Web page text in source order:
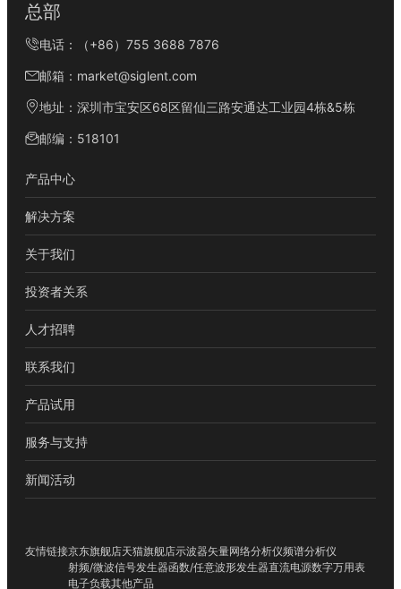
总部
电话：（+86）755 3688 7876
邮箱：market@siglent.com
地址：深圳市宝安区68区留仙三路安通达工业园4栋&5栋
邮编：518101
产品中心
解决方案
关于我们
投资者关系
人才招聘
联系我们
产品试用
服务与支持
新闻活动
友情链接京东旗舰店天猫旗舰店示波器矢量网络分析仪频谱分析仪
射频/微波信号发生器函数/任意波形发生器直流电源数字万用表
电子负载其他产品